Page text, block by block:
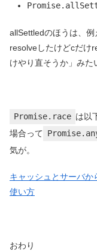
allSettledのほうは、
resolveしたけどcだけ
けやり直そうか」みた
Promise.race は以
場合って
気が。
キャッシュとサーバ
使い方
おわり